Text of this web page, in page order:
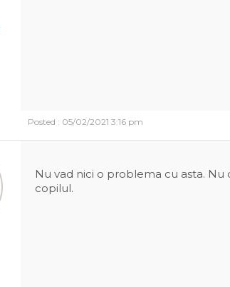
Posted : 05/02/2021 3:16 pm
Nu vad nici o problema cu asta. Nu
copilul.